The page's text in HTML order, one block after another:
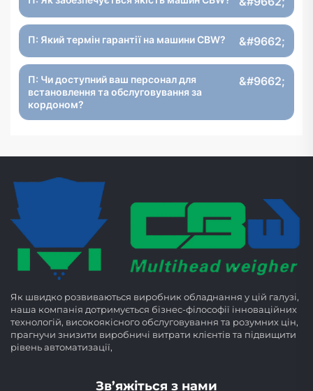
П: Який термін гарантії на машини CBW?
П: Чи доступний ваш персонал для
встановлення та обслуговування за
кордоном?
Як швидко розвиваються виробник обладнання у цій галузі,
наша компанія дотримується бізнес-філософії інноваційних
технологій, високоякісного обслуговування та розумних цін,
прагнучи знизити виробничі витрати клієнтів та підвищити
рівень автоматизації,
Зв’яжіться з нами